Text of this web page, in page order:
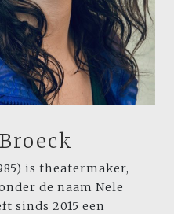
is theatermaker,
de naam Nele
sinds 2015 een